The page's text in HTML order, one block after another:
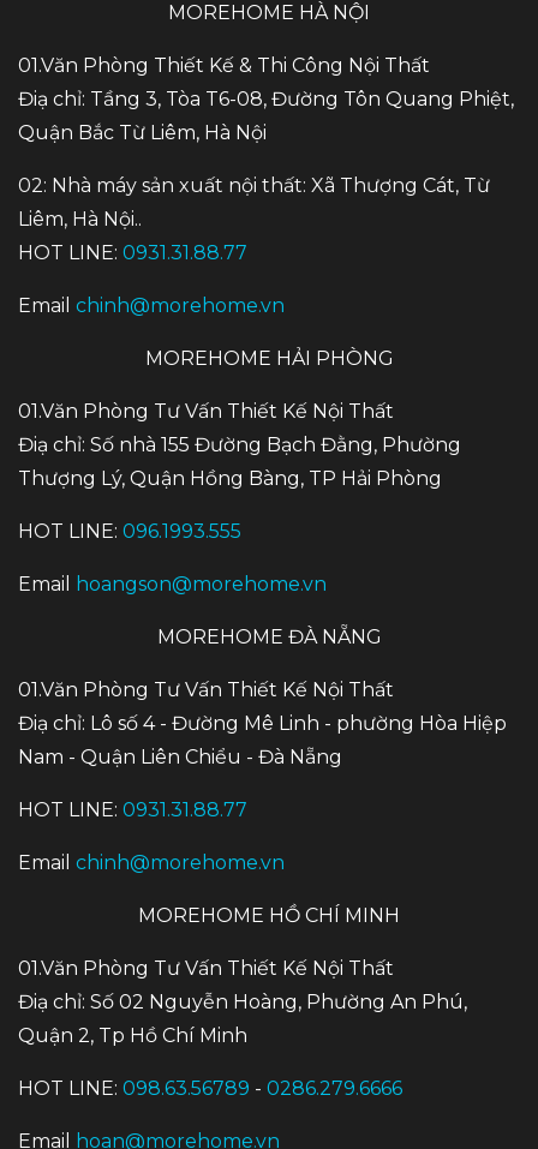
MOREHOME HÀ NỘI
01.Văn Phòng Thiết Kế & Thi Công Nội Thất
Điạ chỉ: Tầng 3, Tòa T6-08, Đường Tôn Quang Phiệt,
Quận Bắc Từ Liêm, Hà Nội
02: Nhà máy sản xuất nội thất: Xã Thượng Cát, Từ
Liêm, Hà Nội..
HOT LINE: 0931.31.88.77
Email chinh@morehome.vn
MOREHOME HẢI PHÒNG
01.Văn Phòng Tư Vấn Thiết Kế Nội Thất
Điạ chỉ: Số nhà 155 Đường Bạch Đằng, Phường
Thượng Lý, Quận Hồng Bàng, TP Hải Phòng
HOT LINE: 096.1993.555
Email hoangson@morehome.vn
MOREHOME ĐÀ NẴNG
01.Văn Phòng Tư Vấn Thiết Kế Nội Thất
Điạ chỉ: Lô số 4 - Đường Mê Linh - phường Hòa Hiệp
Nam - Quận Liên Chiểu - Đà Nẵng
HOT LINE: 0931.31.88.77
Email chinh@morehome.vn
MOREHOME HỒ CHÍ MINH
01.Văn Phòng Tư Vấn Thiết Kế Nội Thất
Điạ chỉ: Số 02 Nguyễn Hoàng, Phường An Phú,
Quận 2, Tp Hồ Chí Minh
HOT LINE: 098.63.56789 - 0286.279.6666
Email hoan@morehome.vn